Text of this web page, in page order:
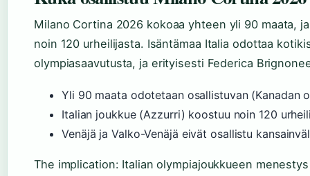
Milano Cortina 2026 kokoaa yhteen yli 90 maata,
noin 120 urheilijasta. Isäntämaa Italia odottaa
olympiasaavutusta, ja erityisesti Federica
Yli 90 maata odotetaan osallistuvan (Kanadan
Italian joukkue (Azzurri) koostuu noin 120
Venäjä ja Valko-Venäjä eivät osallistu
The implication: Italian olympiajoukkueen